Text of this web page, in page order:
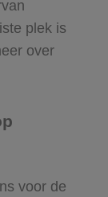
plek is
over
voor de